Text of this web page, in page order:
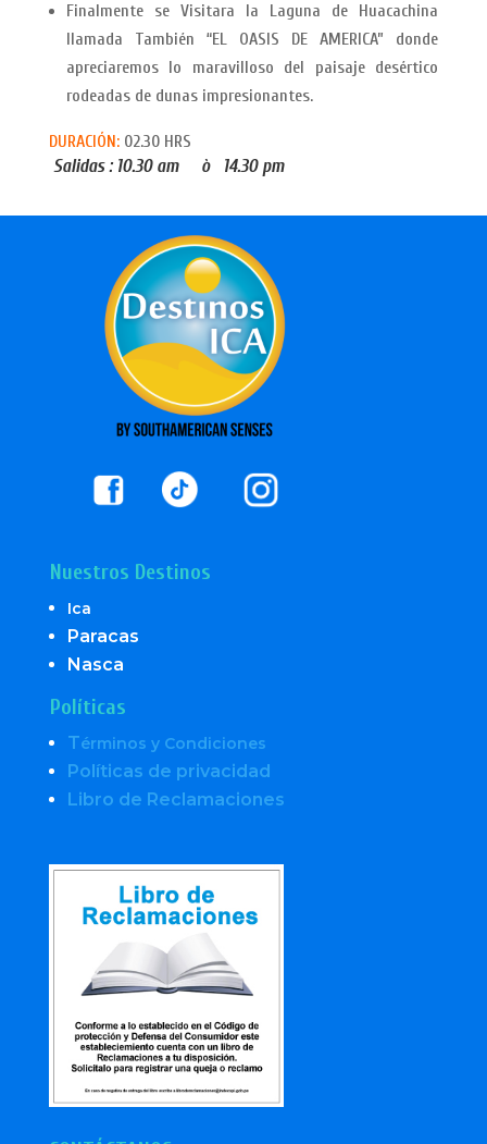
Finalmente se Visitara la Laguna de Huacachina
llamada También “EL OASIS DE AMERICA” donde
apreciaremos lo maravilloso del paisaje desértico
rodeadas de dunas impresionantes.
DURACIÓN:02.30 HRS
Salidas : 10.30 am ò 14.30 pm
Nuestros Destinos
Ica
Paracas
Nasca
Políticas
Términos y Condiciones
Políticas de privacidad
Libro de Reclamaciones